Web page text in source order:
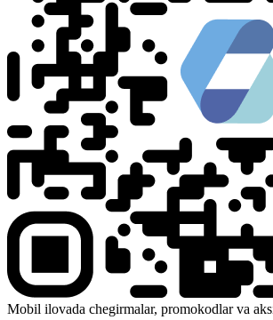
Mobil ilovada chegirmalar, promokodlar va